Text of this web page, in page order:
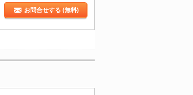
お問合せする (無料)